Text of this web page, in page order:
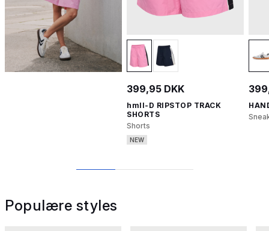
399,95 DKK
hmlI-D RIPSTOP TRACK
SHORTS
Shorts
NEW
Populære styles